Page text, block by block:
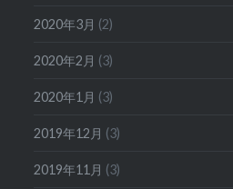
2020年3月 (2)
2020年2月 (3)
2020年1月 (3)
2019年12月 (3)
2019年11月 (3)